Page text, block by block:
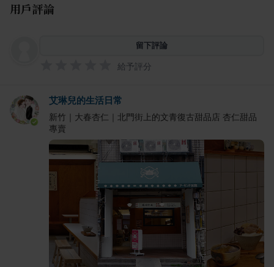
用戶評論
留下評論
給予評分
艾琳兒的生活日常
新竹｜大春杏仁｜北門街上的文青復古甜品店 杏仁甜品
專賣